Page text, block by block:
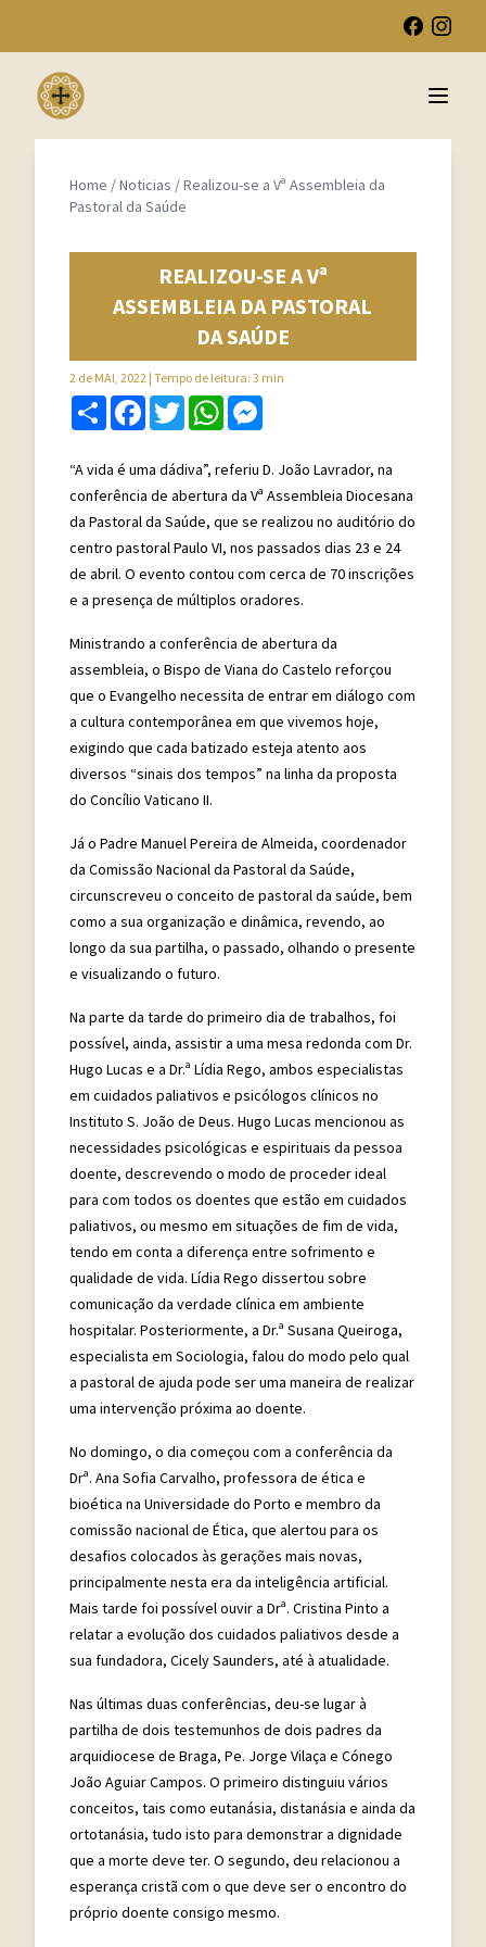
Open
Home /Noticias /Realizou-se a Vª Assembleia da
Pastoral da Saúde
REALIZOU-SE A Vª
ASSEMBLEIA DA PASTORAL
DA SAÚDE
2 de MAI, 2022 | Tempo de leitura: 3 min
Share FacebookTwitterWhatsApp
“A vida é uma dádiva”, referiu D. João Lavrador, na
conferência de abertura da Vª Assembleia Diocesana
da Pastoral da Saúde, que se realizou no auditório do
centro pastoral Paulo VI, nos passados dias 23 e 24
de abril. O evento contou com cerca de 70 inscrições
e a presença de múltiplos oradores.
Ministrando a conferência de abertura da
assembleia, o Bispo de Viana do Castelo reforçou
que o Evangelho necessita de entrar em diálogo com
a cultura contemporânea em que vivemos hoje,
exigindo que cada batizado esteja atento aos
diversos “sinais dos tempos” na linha da proposta
do Concílio Vaticano II.
Já o Padre Manuel Pereira de Almeida, coordenador
da Comissão Nacional da Pastoral da Saúde,
circunscreveu o conceito de pastoral da saúde, bem
como a sua organização e dinâmica, revendo, ao
longo da sua partilha, o passado, olhando o presente
e visualizando o futuro.
Na parte da tarde do primeiro dia de trabalhos, foi
possível, ainda, assistir a uma mesa redonda com Dr.
Hugo Lucas e a Dr.ª Lídia Rego, ambos especialistas
em cuidados paliativos e psicólogos clínicos no
Instituto S. João de Deus. Hugo Lucas mencionou as
necessidades psicológicas e espirituais da pessoa
doente, descrevendo o modo de proceder ideal
para com todos os doentes que estão em cuidados
paliativos, ou mesmo em situações de fim de vida,
tendo em conta a diferença entre sofrimento e
qualidade de vida. Lídia Rego dissertou sobre
comunicação da verdade clínica em ambiente
hospitalar. Posteriormente, a Dr.ª Susana Queiroga,
especialista em Sociologia, falou do modo pelo qual
a pastoral de ajuda pode ser uma maneira de realizar
uma intervenção próxima ao doente.
No domingo, o dia começou com a conferência da
Drª. Ana Sofia Carvalho, professora de ética e
bioética na Universidade do Porto e membro da
comissão nacional de Ética, que alertou para os
desafios colocados às gerações mais novas,
principalmente nesta era da inteligência artificial.
Mais tarde foi possível ouvir a Drª. Cristina Pinto a
relatar a evolução dos cuidados paliativos desde a
sua fundadora, Cicely Saunders, até à atualidade.
Nas últimas duas conferências, deu-se lugar à
partilha de dois testemunhos de dois padres da
arquidiocese de Braga, Pe. Jorge Vilaça e Cónego
João Aguiar Campos. O primeiro distinguiu vários
conceitos, tais como eutanásia, distanásia e ainda da
ortotanásia, tudo isto para demonstrar a dignidade
que a morte deve ter. O segundo, deu relacionou a
esperança cristã com o que deve ser o encontro do
próprio doente consigo mesmo.